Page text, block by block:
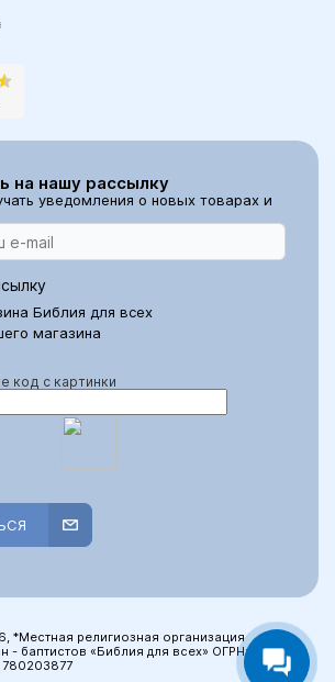
на нашу рассылку
уведомления о новых товарах и
Библия для всех
магазина
код с картинки
*Местная религиозная организация
- баптистов «Библия для всех» ОГРН: